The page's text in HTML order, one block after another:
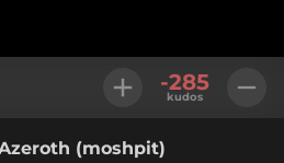
-285
kudos
(moshpit)